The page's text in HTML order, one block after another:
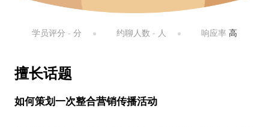
学员评分 - 分 约聊人数 - 人 响应率 高
擅长话题
如何策划一次整合营销传播活动